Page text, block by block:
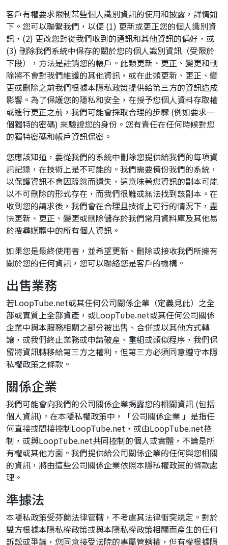
客戶有權要求限制某些個人識別資訊的使用和披露，詳情如
下。您可以聯繫我們，以便 (1) 更新或更正您的個人識別資
訊，(2) 更改您對從我們收到的通訊和其他資訊的偏好，或
(3) 刪除我們系統中保存的關於您的個人識別資訊（受限於
下段），方法是註銷您的帳戶。此類更新、更正、變更和刪
除將不會對我們維護的其他資訊，或在此類更新、更正、變
更或刪除之前我們根據本隱私政策提供給第三方的資訊造成
影響。為了保護您的隱私和安全，在授予您個人資料存取權
或進行更正之前，我們可能會採取合理的步驟 (例如要求一
個獨特的密碼) 來驗證您的身份。您有責任在任何時候對您
的獨特密碼和帳戶資訊保密。
您應該知道，要從我們的系統中刪除您提供給我們的每項資
訊記錄，在技術上是不可能的。我們需要備份我們的系統，
以保護資訊不會因疏忽而遺失，這意味著您資訊的副本可能
以不可刪除的形式存在，而我們很難或無法找到該副本。在
收到您的請求後，我們會在合理且技術上可行的情況下，盡
快更新、更正、變更或刪除儲存於我們常用資料庫及其他易
於搜尋媒體中的所有個人資訊。
如果您是最終使用者，並希望更新、刪除或接收我們所擁有
關於您的任何資訊，您可以聯絡您是客戶的機構。
出售業務
若LoopTube.net或其任何公司關係企業（定義見此）之全
部或實質上全部資產，或LoopTube.net或其任何公司關係
企業中與本服務相關之部分被出售、合併或以其他方式轉
讓，或我們終止業務或申請破產、重組或類似程序，我們保
留將資訊轉移給第三方之權利，但第三方必須同意遵守本隱
私權政策之條款。
關係企業
我們可能會向我們的公司關係企業揭露您的相關資訊 (包括
個人資訊)。在本隱私權政策中，「公司關係企業 」是指任
何直接或間接控制LoopTube.net，或由LoopTube.net控
制，或與LoopTube.net共同控制的個人或實體，不論是所
有權或其他方面。我們提供給公司關係企業的任何與您相關
的資訊，將由這些公司關係企業依照本隱私權政策的條款處
理。
準據法
本隱私政策受芬蘭法律管轄，不考慮其法律衝突規定。對於
雙方根據本隱私權政策或與本隱私權政策相關而產生的任何
訴訟或爭議，您同意接受法院的專屬管轄權，但有權根據隱